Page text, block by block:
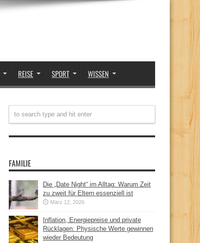
REISE SPORT WISSEN
FAMILIE
Die „Date Night“ im Alltag: Warum Zeit
zu zweit für Eltern essenziell ist
März 12, 2026
Inflation, Energiepreise und private
Rücklagen: Physische Werte gewinnen
wieder Bedeutung